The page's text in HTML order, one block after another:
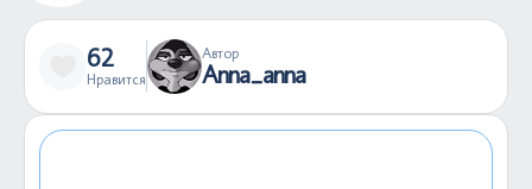
ребенку без использования принтера и бумаги.
Готовую раскрашенную картинку можно
сохранить себе, а если результат не
понравился, можно заново раскрасить
62
Нравится
Автор
Anna_anna